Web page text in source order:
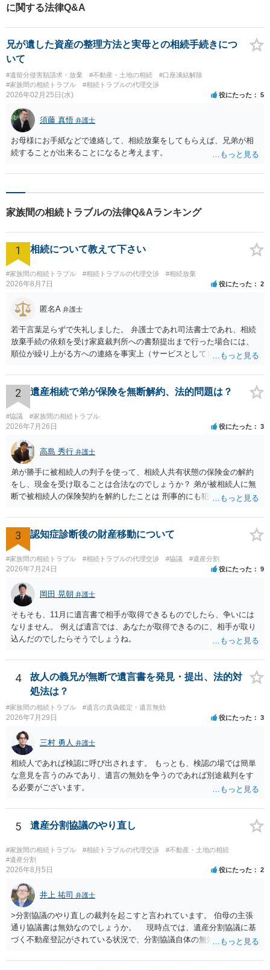
に関する法律Q&A
兄が遺した資産の整理方法と実母との相続手続きにつ
いて
#遺留分侵害額請求・放棄 #不動産・土地の相続
#口座凍結解除
#家族間の相続トラブル
#相続トラブルの代理交渉
2026年02月25日(水) 役にたった 5
須藤 真悟 弁護士
お母様にお手紙などで連絡して、相続放棄をしてもらえば、兄弟が相
続することが出来ることになると考えます。
家族間の相続トラブルの法律Q&Aランキング
1 相続について教えて下さい
#家族間の相続トラブル #相続トラブルの代理交渉 #相続放棄
2026年8月7日 役にたった 2
匿名A 弁護士
若干言葉足らずで失礼しました。 弁護士であれ司法書士であれ、相続
放棄手続の依頼を受け家庭裁判所への書類提出まで行った場合には、
順位が繰り上がる方への連絡を事実上（サービスとして）行うことは
できない、という意味でした。
2 遺産相続で弟が保険を無断解約、法的問題は？
#協議 #家族間の相続トラブル
2026年7月26日 役にたった 3
高島 秀行 弁護士
弟が勝手に被相続人の判子を使って、相続人共有状態の保険金の解約
をし、現金を受け取ることは合法なのでしょうか？ 弟が被相続人に無
断で被相続人の保険契約を解約したことは 刑事的にも犯罪となる可能
された書類のコピーを取得して、弁護士に面談で詳しい事情を話して
相談 されたら良いと思います。
3 認知症診断後の財産移動について
#家族間の相続トラブル #相続トラブルの代理交渉 #協議 #遺産分割
2026年7月24日 役にたった 9
岡田 晃朝 弁護士
そもそも、11月に遺言書で相手が取得できるものでしたら、争いには
なりません。 例えば遺言では、あなたが取得できるのに、相手が取り
込んだのでしたらそうでしょうね。
4
故人の義兄が無断で遺言書を発見・提出、法的対
処法は？
#家族間の相続トラブル #遺言の真偽鑑定・遺言無効
2026年7月29日 役にたった 3
三村 勇人 弁護士
相続人であれば検認に呼び出されます。 もっとも、検認の場では簡単
な意見を言うのみであり、遺言の無効を争うのであれば別途裁判をす
る必要がございます。
5 遺産分割協議のやり直し
#家族間の相続トラブル #相続トラブルの代理交渉
#不動産・土地の相続
#遺産分割
2026年8月5日 役にたった 2
井上 祐司 弁護士
>分割協議のやり直しの裁判を起こすと言われています。 伯母の主張
通り協議書は無効なのでしょうか。 現時点では、遺産分割協議に基
づく不動産登記がされている状況で、分割協議自体の無効を裁判所が
方の訴訟の主張及び立証次第ですが、 ・御祖母様の認知能力に関する